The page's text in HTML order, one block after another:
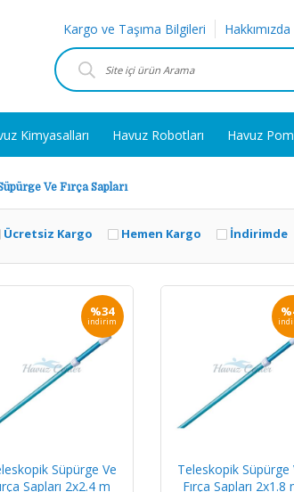
Kargo ve Taşıma Bilgileri Hakkımızda
Kimyasalları Havuz Robotları Havuz
Ve Fırça Sapları
Ücretsiz Kargo Hemen Kargo İndirimde
%34
indirim
Süpürge Ve
Sapları 2x2.4 m
Teleskopik Süpürge
Fırça Sapları 2x1.8